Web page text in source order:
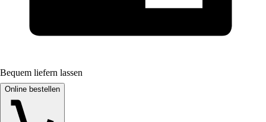
Bequem liefern lassen
Online bestellen